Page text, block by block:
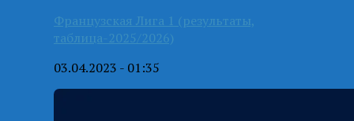
Французская Лига 1 (результаты,
таблица-2025/2026)
03.04.2023 - 01:35